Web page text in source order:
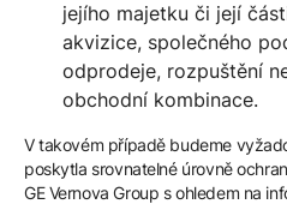
jejího majetku či její
akvizice, společného
odprodeje, rozpuštění
obchodní kombinace.
V takovém případě budeme
poskytla srovnatelné úrovně
GE Vernova Group s ohledem na